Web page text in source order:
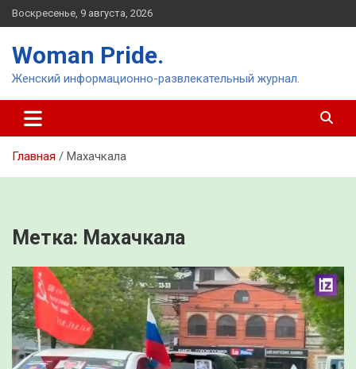
Перейти
к
Воскресенье, 9 августа, 2026
Woman Pride.
Женский информационно-развлекательный журнал.
Главная Махачкала
Метка: Махачкала